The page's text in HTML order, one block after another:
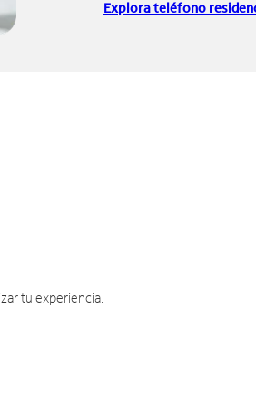
Explora teléfono
tu experiencia.